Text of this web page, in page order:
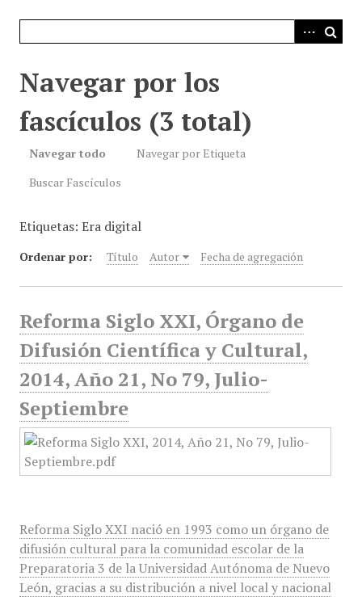
Navegar por los
fascículos (3 total)
Navegar todo
Navegar por Etiqueta
Buscar Fascículos
Etiquetas: Era digital
Ordenar por: Título Autor Fecha de agregación
Reforma Siglo XXI, Órgano de
Difusión Científica y Cultural,
2014, Año 21, No 79, Julio-
Septiembre
Reforma Siglo XXI nació en 1993 como un órgano de
difusión cultural para la comunidad escolar de la
Preparatoria 3 de la Universidad Autónoma de Nuevo
León, gracias a su distribución a nivel local y nacional